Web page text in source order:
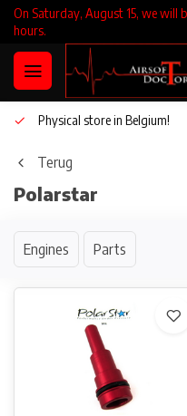
On Saturday, August 15, we will
hours.
Physical store in Belgium!
Terug
Polarstar
Engines Parts